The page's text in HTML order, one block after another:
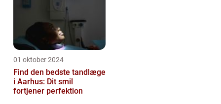
01 oktober 2024
Find den bedste tandlæge
i Aarhus: Dit smil
fortjener perfektion